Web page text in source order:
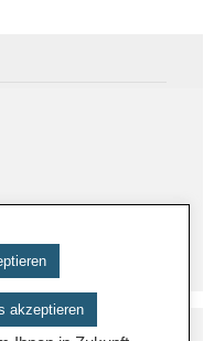
akzeptieren